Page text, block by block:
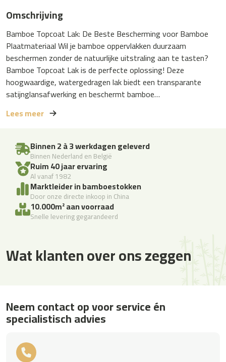
Omschrijving
Bamboe Topcoat Lak: De Beste Bescherming voor Bamboe
Plaatmateriaal Wil je bamboe oppervlakken duurzaam
beschermen zonder de natuurlijke uitstraling aan te tasten?
Bamboe Topcoat Lak is de perfecte oplossing! Deze
hoogwaardige, watergedragen lak biedt een transparante
satijnglansafwerking en beschermt bamboe…
Lees meer
Binnen 2 à 3 werkdagen geleverd
Binnen Nederland en België
Ruim 40 jaar ervaring
Al vanaf 1982
Marktleider in bamboestokken
Door onze directe inkoop in China
10.000m² aan voorraad
Snelle levering gegarandeerd
Wat klanten over ons zeggen
Neem contact op voor service én
specialistisch advies